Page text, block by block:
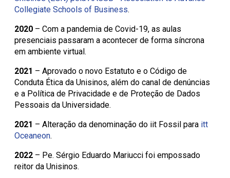
Collegiate Schools of Business.
2020 – Com a pandemia de Covid-19, as aulas
presenciais passaram a acontecer de forma síncrona
em ambiente virtual.
2021 – Aprovado o novo Estatuto e o Código de
Conduta Ética da Unisinos, além do canal de denúncias
e a Política de Privacidade e de Proteção de Dados
Pessoais da Universidade.
2021 – Alteração da denominação do iit Fossil para itt
Oceaneon.
2022 – Pe. Sérgio Eduardo Mariucci foi empossado
reitor da Unisinos.